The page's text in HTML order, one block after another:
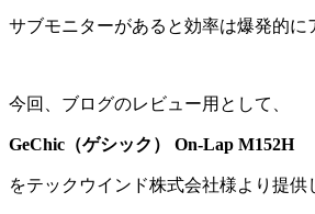
サブモニターがあると効率は爆発的に
今回、ブログのレビュー用として、
GeChic（ゲシック） On-Lap M152H
をテックウインド株式会社様より提供